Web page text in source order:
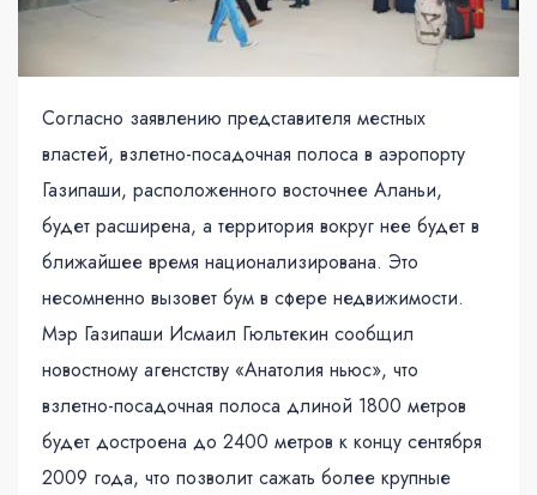
Согласно заявлению представителя местных
властей, взлетно-посадочная полоса в аэропорту
Газипаши, расположенного восточнее Аланьи,
будет расширена, а территория вокруг нее будет в
ближайшее время национализирована. Это
несомненно вызовет бум в сфере недвижимости.
Мэр Газипаши Исмаил Гюльтекин сообщил
новостному агенстству «Анатолия ньюс», что
взлетно-посадочная полоса длиной 1800 метров
будет достроена до 2400 метров к концу сентября
2009 года, что позволит сажать более крупные